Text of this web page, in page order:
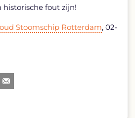
historische fout zijn!
Stoomschip Rotterdam, 02-